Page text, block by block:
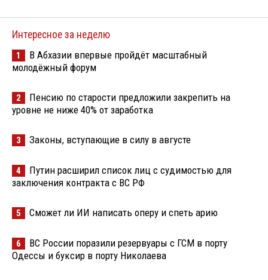
Интересное за неделю
1
В Абхазии впервые пройдёт масштабный
молодёжный форум
2
Пенсию по старости предложили закрепить на
уровне не ниже 40% от заработка
3 Законы, вступающие в силу в августе
4
Путин расширил список лиц с судимостью для
заключения контракта с ВС РФ
5 Сможет ли ИИ написать оперу и спеть арию
6
ВС России поразили резервуары с ГСМ в порту
Одессы и буксир в порту Николаева